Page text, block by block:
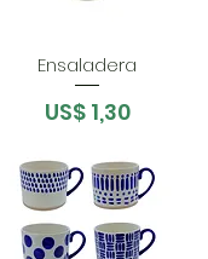
Ensaladera
Preço
US$ 1,30